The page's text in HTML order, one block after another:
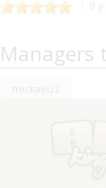
Managers
mickael22